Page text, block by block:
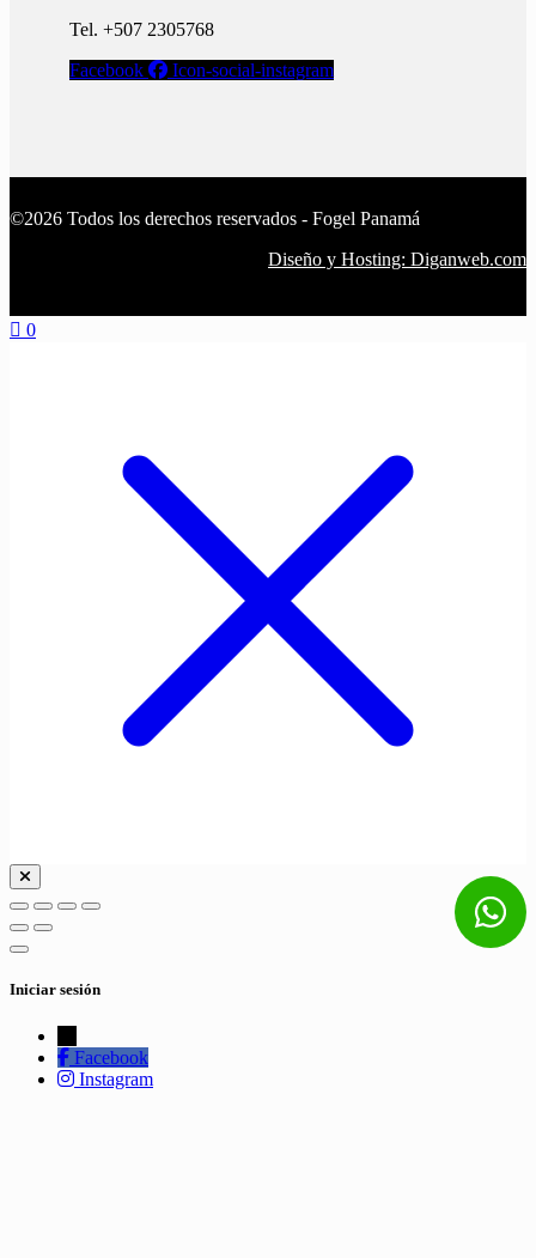
Tel. +507 2305768
Facebook
Icon-social-instagram
©2026 Todos los derechos reservados - Fogel Panamá
Diseño y Hosting: Diganweb.com
0
Iniciar sesión
Facebook
Instagram